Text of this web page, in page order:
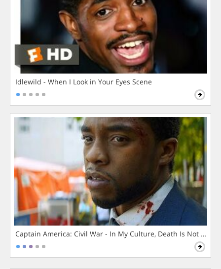
Idlewild - When I Look in Your Eyes Scene
Captain America: Civil War - In My Culture, Death Is Not The